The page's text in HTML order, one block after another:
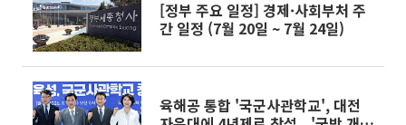
[정부 주요 일정] 경제·사회부처 주
간 일정 (7월 20일 ~ 7월 24일)
육해공 통합 '국군사관학교', 대전